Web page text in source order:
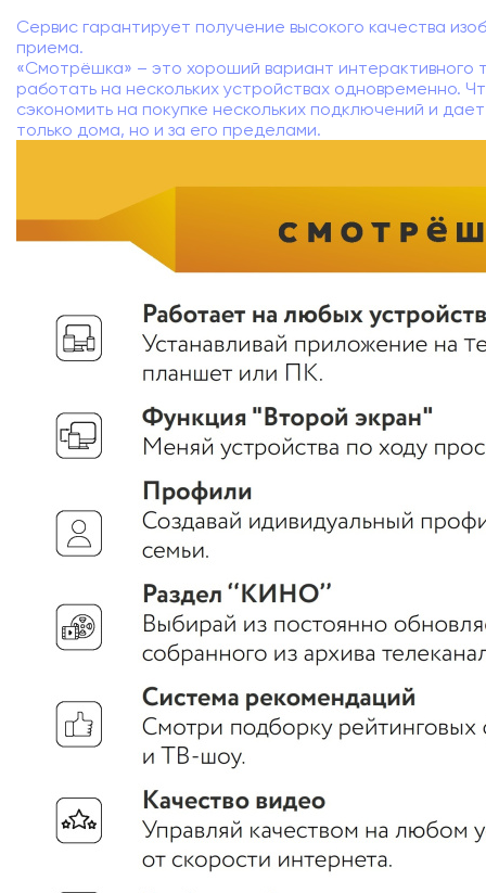
Сервис гарантирует получение высокого качества
приема.
«Смотрёшка» – это хороший вариант интерактивного
работать на нескольких устройствах одновременно.
сэкономить на покупке нескольких подключений и
только дома, но и за его пределами.